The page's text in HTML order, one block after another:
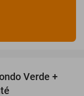
25%
Verde +